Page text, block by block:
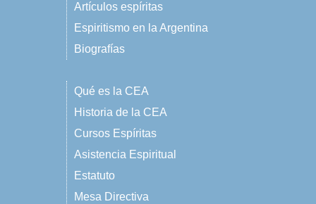
Artículos espíritas
Espiritismo en la Argentina
Biografías
Qué es la CEA
Historia de la CEA
Cursos Espíritas
Asistencia Espiritual
Estatuto
Mesa Directiva